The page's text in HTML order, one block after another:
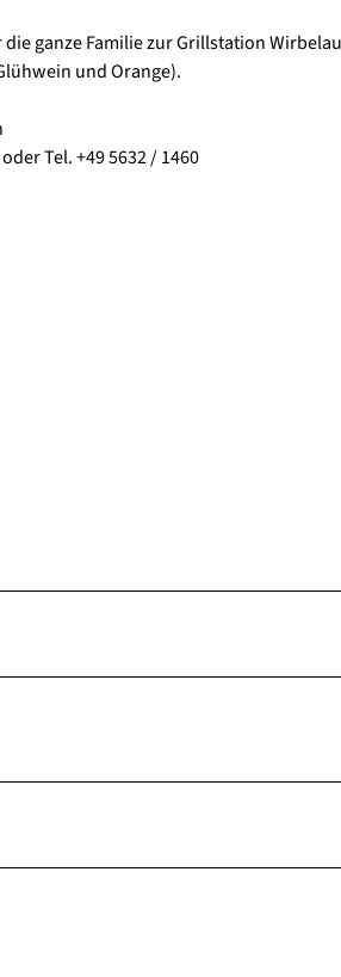
ganze Familie zur Grillstation
und Orange).
Tel. +49 5632 / 1460